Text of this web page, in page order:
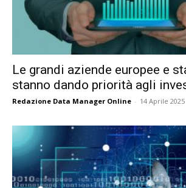
Le grandi aziende europee e
stanno dando priorità agli
Redazione Data Manager Online - 14 Aprile 2025